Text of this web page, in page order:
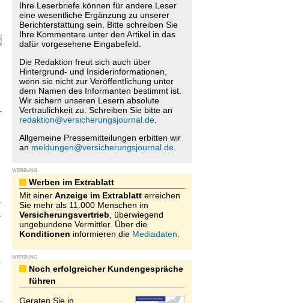
Ihre Leserbriefe können für andere Leser
eine wesentliche Ergänzung zu unserer
Berichterstattung sein. Bitte schreiben Sie
Ihre Kommentare unter den Artikel in das
dafür vorgesehene Eingabefeld.
Die Redaktion freut sich auch über
Hintergrund- und Insiderinformationen,
wenn sie nicht zur Veröffentlichung unter
dem Namen des Informanten bestimmt ist.
Wir sichern unseren Lesern absolute
Vertraulichkeit zu. Schreiben Sie bitte an
redaktion@versicherungsjournal.de.
Allgemeine Pressemitteilungen erbitten wir
an meldungen@versicherungsjournal.de.
WERBUNG
Werben im Extrablatt
Mit einer Anzeige im Extrablatterreichen
Sie mehr als 11.000 Menschen im
Versicherungsvertrieb , überwiegend
ungebundene Vermittler. Über die
Konditionen informieren die Mediadaten
WERBUNG
Noch erfolgreicher Kundengespräche
führen
Geraten Sie in